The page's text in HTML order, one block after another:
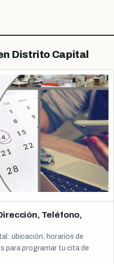
Distrito Capital
Teléfono,
ubicación, horarios de
para programar tu cita de